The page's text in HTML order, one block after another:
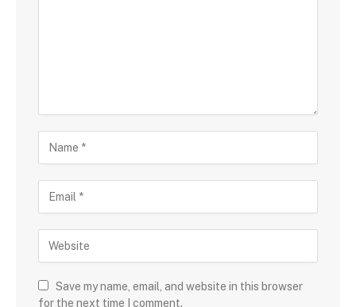
Save my name, email, and website in this browser
for the next time I comment.